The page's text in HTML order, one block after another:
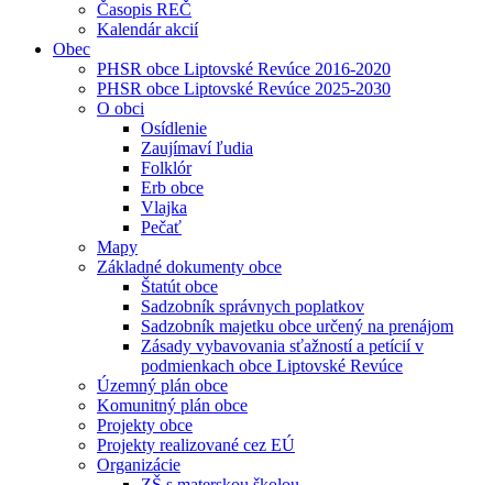
Časopis REČ
Kalendár akcií
Obec
PHSR obce Liptovské Revúce 2016-2020
PHSR obce Liptovské Revúce 2025-2030
O obci
Osídlenie
Zaujímaví ľudia
Folklór
Erb obce
Vlajka
Pečať
Mapy
Základné dokumenty obce
Štatút obce
Sadzobník správnych poplatkov
Sadzobník majetku obce určený na prenájom
Zásady vybavovania sťažností a petícií v
podmienkach obce Liptovské Revúce
Územný plán obce
Komunitný plán obce
Projekty obce
Projekty realizované cez EÚ
Organizácie